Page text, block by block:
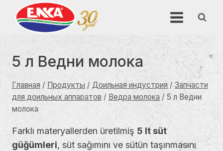
Перейти
содержимому
5 л Ведни молока
Главная / Продукты / Доильная индустрия / Запчасти
для доильных аппаратов / Ведра молока / 5 л Ведни
молока
Farklı materyallerden üretilmiş 5 lt süt
güğümleri, süt sağımını ve sütün taşınmasını